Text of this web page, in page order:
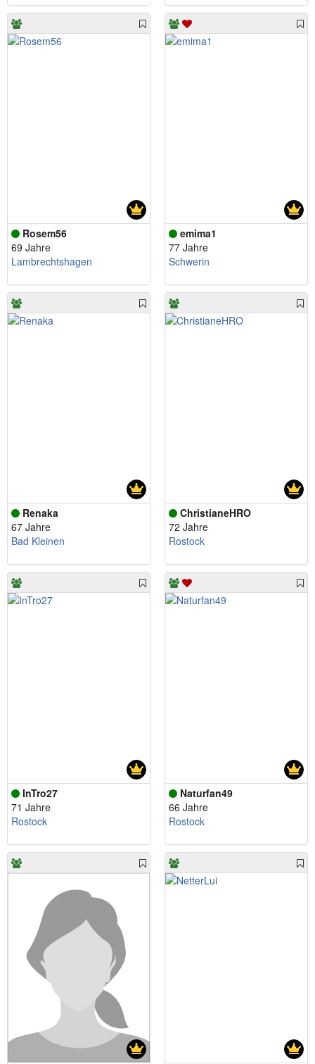
Rosem56
69 Jahre
Lambrechtshagen
emima1
77 Jahre
Schwerin
Renaka
67 Jahre
Bad Kleinen
ChristianeHRO
72 Jahre
Rostock
InTro27
71 Jahre
Rostock
Naturfan49
66 Jahre
Rostock